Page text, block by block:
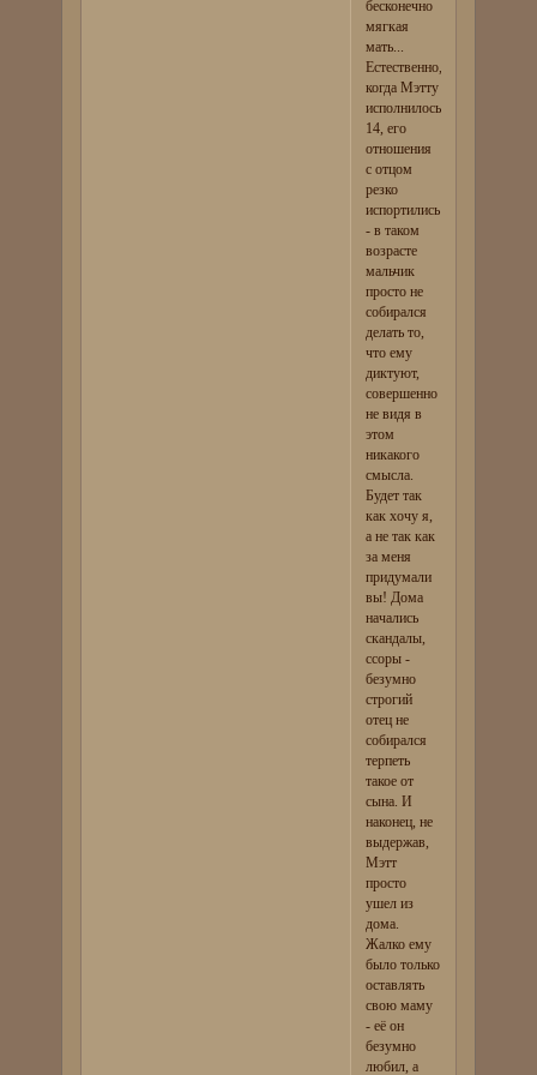
бесконечно
мягкая
мать...
Естественно,
когда Мэтту
исполнилось
14, его
отношения
с отцом
резко
испортились
- в таком
возрасте
мальчик
просто не
собирался
делать то,
что ему
диктуют,
совершенно
не видя в
этом
никакого
смысла.
Будет так
как хочу я,
а не так как
за меня
придумали
вы! Дома
начались
скандалы,
ссоры -
безумно
строгий
отец не
собирался
терпеть
такое от
сына. И
наконец, не
выдержав,
Мэтт
просто
ушел из
дома.
Жалко ему
было только
оставлять
свою маму
- её он
безумно
любил, а